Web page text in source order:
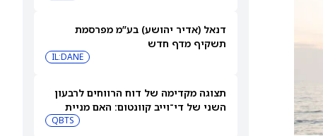
דנאל (אדיר יהושע) בע”מ מפרסמת
תשקיף מדף חדש
IL:DANE
תצוגה מקדימה של דוח הרווחים לרבעון
השני של די־וייב קוונטום: האם מניית
(QBTS) יכולה להמשיך לבנות על רבעון
QBTS